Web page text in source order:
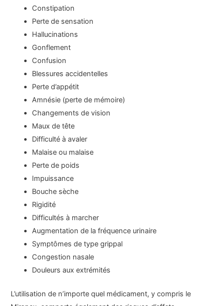
Constipation
Perte de sensation
Hallucinations
Gonflement
Confusion
Blessures accidentelles
Perte d’appétit
Amnésie (perte de mémoire)
Changements de vision
Maux de tête
Difficulté à avaler
Malaise ou malaise
Perte de poids
Impuissance
Bouche sèche
Rigidité
Difficultés à marcher
Augmentation de la fréquence urinaire
Symptômes de type grippal
Congestion nasale
Douleurs aux extrémités
L’utilisation de n’importe quel médicament, y compris le